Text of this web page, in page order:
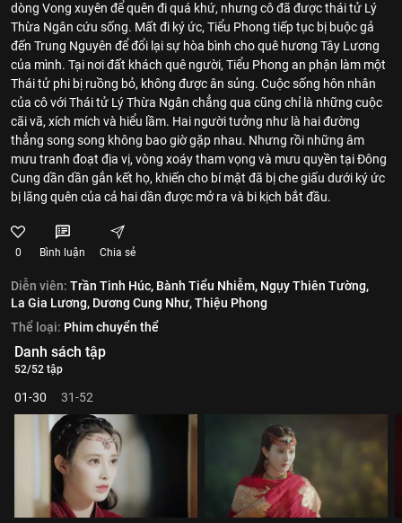
dòng Vong xuyên để quên đi quá khứ, nhưng cô đã được thái tử Lý
Thừa Ngân cứu sống. Mất đi ký ức, Tiểu Phong tiếp tục bị buộc gả
đến Trung Nguyên để đổi lại sự hòa bình cho quê hương Tây Lương
của mình. Tại nơi đất khách quê người, Tiểu Phong an phận làm một
Thái tử phi bị ruồng bỏ, không được ân sủng. Cuộc sống hôn nhân
của cô với Thái tử Lý Thừa Ngân chẳng qua cũng chỉ là những cuộc
cãi vã, xích mích và hiểu lầm. Hai người tưởng như là hai đường
thẳng song song không bao giờ gặp nhau. Nhưng rồi những âm
mưu tranh đoạt địa vị, vòng xoáy tham vọng và mưu quyền tại Đông
Cung dần dần gắn kết họ, khiến cho bí mật đã bị che giấu dưới ký ức
bị lãng quên của cả hai dần được mở ra và bi kịch bắt đầu.
0 Bình luận Chia sẻ
Diễn viên: Trần Tinh Húc, Bành Tiểu Nhiễm, Ngụy Thiên Tường,
La Gia Lương, Dương Cung Như,Thiệu Phong
Thể loại: Phim chuyển thể
Danh sách tập
52/52 tập
01-30 31-52